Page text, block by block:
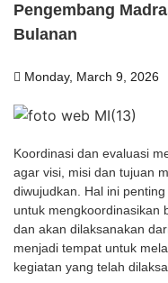
Pengembang
Bulanan
Monday, March 9, 2026
Koordinasi dan evaluasi
agar visi, misi dan tujuan
diwujudkan. Hal ini
untuk mengkoordinasikan
dan akan dilaksanakan
menjadi tempat untuk
kegiatan yang telah